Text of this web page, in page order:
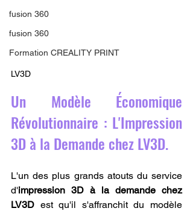
fusion 360
fusion 360
Formation CREALITY PRINT
LV3D
Un Modèle Économique
Révolutionnaire : L'Impression
3D à la Demande chez LV3D.
L'un des plus grands atouts du service
d'impression 3D à la demande chez
LV3D est qu'il s'affranchit du modèle